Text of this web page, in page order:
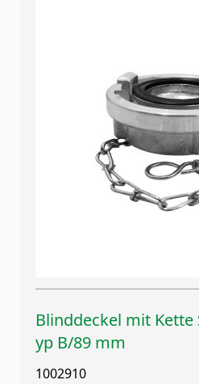
Blinddeckel mit Kette
yp B/89 mm
1002910